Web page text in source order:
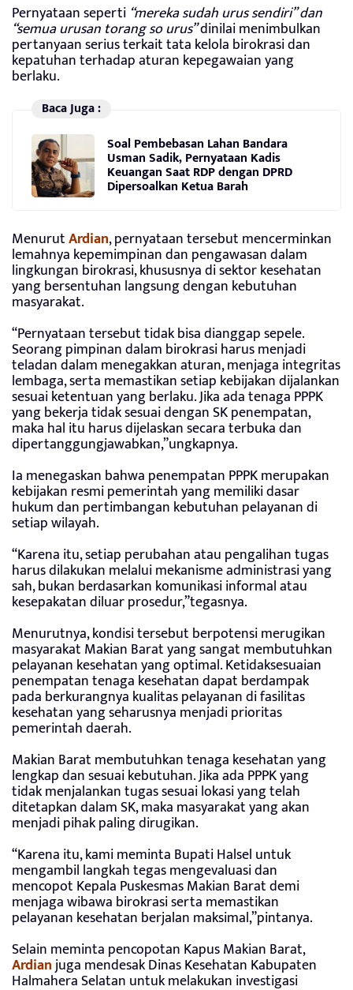
Pernyataan seperti “mereka sudah urus sendiri” dan
“semua urusan torang so urus”dinilai menimbulkan
pertanyaan serius terkait tata kelola birokrasi dan
kepatuhan terhadap aturan kepegawaian yang
berlaku.
Baca Juga :
Soal Pembebasan Lahan Bandara
Usman Sadik, Pernyataan Kadis
Keuangan Saat RDP dengan DPRD
Dipersoalkan Ketua Barah
MenurutArdian, pernyataan tersebut mencerminkan
lemahnya kepemimpinan dan pengawasan dalam
lingkungan birokrasi, khususnya di sektor kesehatan
yang bersentuhan langsung dengan kebutuhan
masyarakat.
“Pernyataan tersebut tidak bisa dianggap sepele.
Seorang pimpinan dalam birokrasi harus menjadi
teladan dalam menegakkan aturan, menjaga integritas
lembaga, serta memastikan setiap kebijakan dijalankan
sesuai ketentuan yang berlaku. Jika ada tenaga PPPK
yang bekerja tidak sesuai dengan SK penempatan,
maka hal itu harus dijelaskan secara terbuka dan
dipertanggungjawabkan,”ungkapnya.
Ia menegaskan bahwa penempatan PPPK merupakan
kebijakan resmi pemerintah yang memiliki dasar
hukum dan pertimbangan kebutuhan pelayanan di
setiap wilayah.
“Karena itu, setiap perubahan atau pengalihan tugas
harus dilakukan melalui mekanisme administrasi yang
sah, bukan berdasarkan komunikasi informal atau
kesepakatan diluar prosedur,”tegasnya.
Menurutnya, kondisi tersebut berpotensi merugikan
masyarakat Makian Barat yang sangat membutuhkan
pelayanan kesehatan yang optimal. Ketidaksesuaian
penempatan tenaga kesehatan dapat berdampak
pada berkurangnya kualitas pelayanan di fasilitas
kesehatan yang seharusnya menjadi prioritas
pemerintah daerah.
Makian Barat membutuhkan tenaga kesehatan yang
lengkap dan sesuai kebutuhan. Jika ada PPPK yang
tidak menjalankan tugas sesuai lokasi yang telah
ditetapkan dalam SK, maka masyarakat yang akan
menjadi pihak paling dirugikan.
“Karena itu, kami meminta Bupati Halsel untuk
mengambil langkah tegas mengevaluasi dan
mencopot Kepala Puskesmas Makian Barat demi
menjaga wibawa birokrasi serta memastikan
pelayanan kesehatan berjalan maksimal,”pintanya.
Selain meminta pencopotan Kapus Makian Barat,
Ardianjuga mendesak Dinas Kesehatan Kabupaten
Halmahera Selatan untuk melakukan investigasi